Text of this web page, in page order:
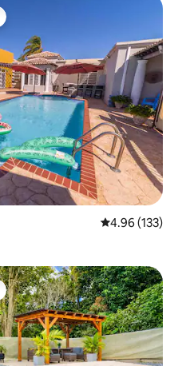
huéspedes
Calificación
4.96 (133)
huéspedes